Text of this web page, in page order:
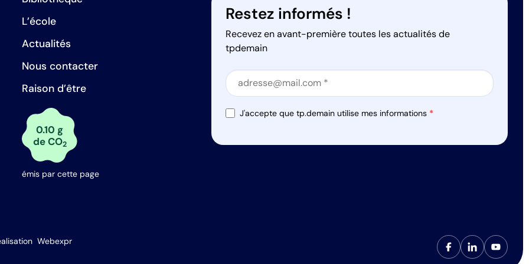
L’école
Actualités
Nous contacter
Raison d’être
0.10 g
de CO2
émis par cette page
Restez informés !
Recevez en avant-première toutes les actualités de
tpdemain
Section
Section
J'accepte que tp.demain utilise mes informations *
Webexpr
de confidentialité, en garantissant la conformité avec les réglementations. Personnalisez vos préférences pour